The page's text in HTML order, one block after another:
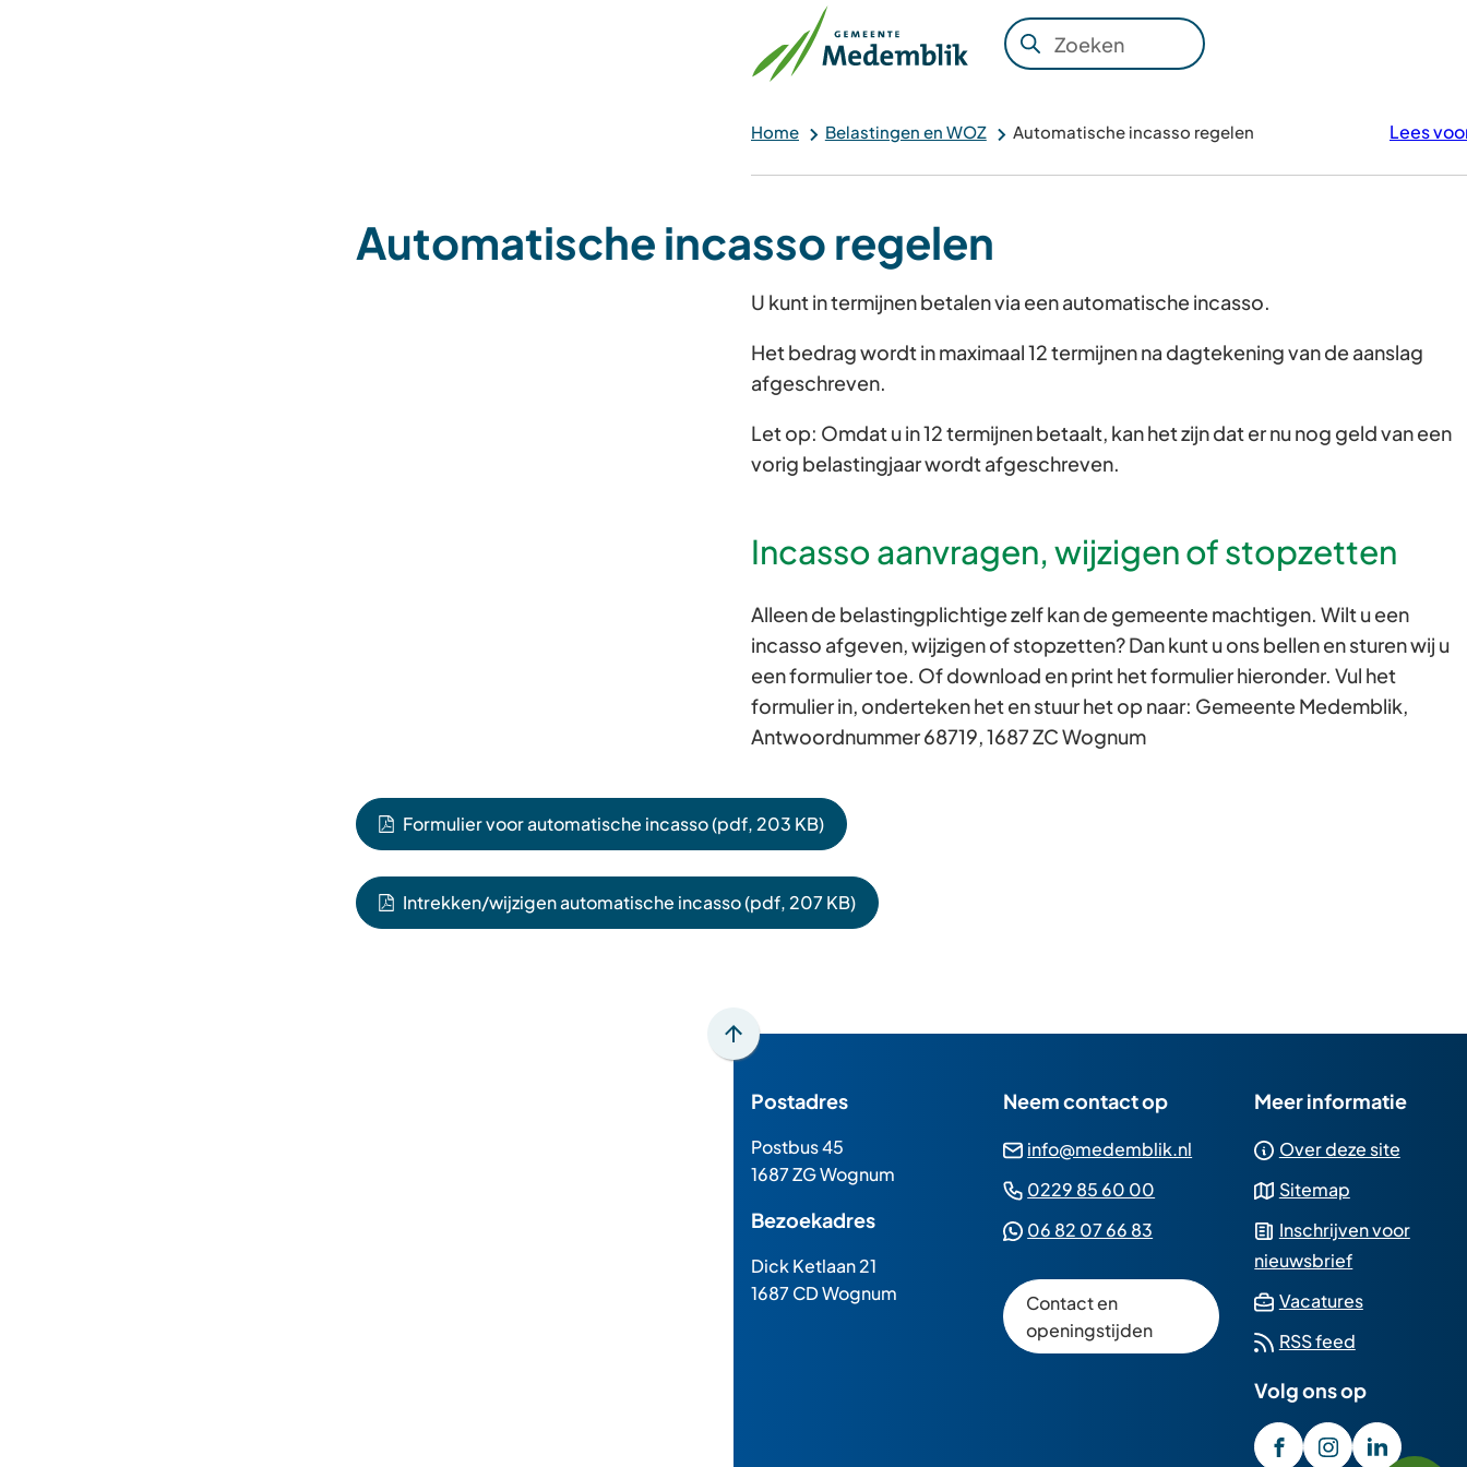
Zoeken
Wanneer
zijn
kun
door
omhoog
omlaag
gebruiken.
de
enter-
toets
om
een
waarde
te
Home Belastingen en WOZ Automatische incasso regelen Lees
Automatische incasso regelen
U kunt in termijnen betalen via een automatische incasso.
Het bedrag wordt in maximaal 12 termijnen na dagtekening van de aanslag
afgeschreven.
Let op: Omdat u in 12 termijnen betaalt, kan het zijn dat er nu nog geld van een
vorig belastingjaar wordt afgeschreven.
Incasso aanvragen, wijzigen of stopzetten
Alleen de belastingplichtige zelf kan de gemeente machtigen. Wilt u een
incasso afgeven, wijzigen of stopzetten? Dan kunt u ons bellen en sturen wij u
een formulier toe. Of download en print het formulier hieronder. Vul het
formulier in, onderteken het en stuur het op naar: Gemeente Medemblik,
Antwoordnummer 68719, 1687 ZC Wognum
Formulier voor automatische incasso(pdf, 203 KB)
Intrekken/wijzigen automatische incasso(pdf, 207 KB)
Scroll
boven
het
begin
van
paginainhoud
Postadres
Postbus 45
1687 ZG Wognum
Bezoekadres
Dick Ketlaan 21
1687 CD Wognum
Neem contact op
info@medemblik.nl (Verwijst
mailadres)
0229 85 60 00
telefoonnummer)
06 82 07 66 83
een
Whatsapp
telefoonnummer)
Contact en
openingstijden
Meer informatie
Over deze site
Sitemap
Inschrijven voor
nieuwsbrief
Vacatures(Verwijst
externe
website)
RSS feed
Volg ons op
/
(Verwijst(Verwijst(Verwijst